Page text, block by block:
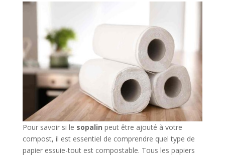
Pour savoir si le sopalin peut être ajouté à votre
compost, il est essentiel de comprendre quel type de
papier essuie-tout est compostable. Tous les papiers